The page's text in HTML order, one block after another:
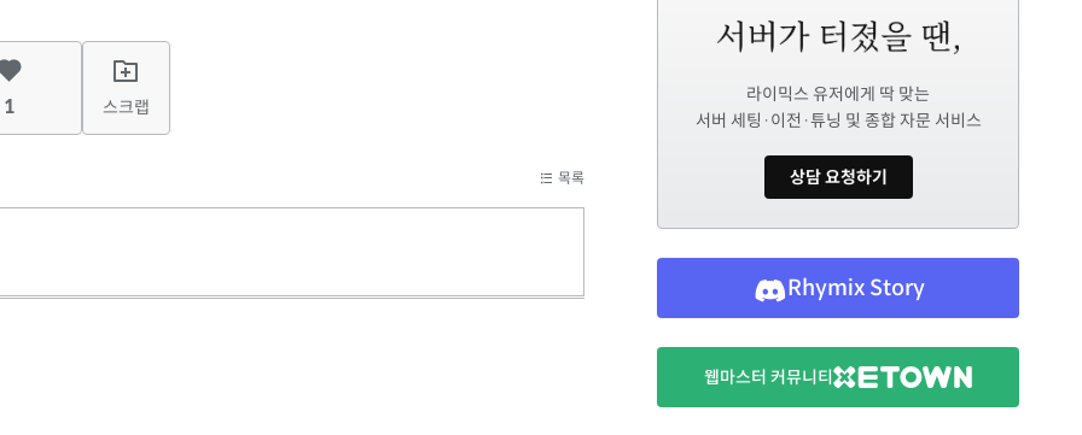
1 스크랩
목록
라이믹스 유저에게 딱 맞는
서버 세팅·이전·튜닝 및 종합 자문 서비스
상담 요청하기
Rhymix Story
웹마스터 커뮤니티